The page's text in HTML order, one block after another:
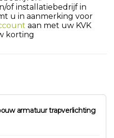
of installatiebedrijf in
u in aanmerking voor
aan met uw KVK
korting
armatuur trapverlichting